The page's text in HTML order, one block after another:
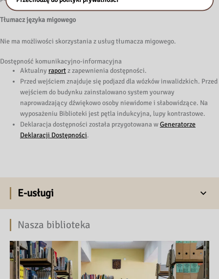
Tłumacz języka migowego
Nie ma możliwości skorzystania z usług tłumacza migowego.
Dostępność komunikacyjno-informacyjna
Aktualnyraportz zapewnienia dostępności.
Przed wejściem znajduje się podjazd dla wózków inwalidzkich. Przed
wejściem do budynku zainstalowano system yourway
naprowadzający dźwiękowo osoby niewidome i słabowidzące. Na
wyposażeniu Biblioteki jest pętla indukcyjna, lupy kontrastowe.
Deklaracja dostępności została przygotowana wGeneratorze
Deklaracji Dostępności.
E-usługi
Nasza biblioteka